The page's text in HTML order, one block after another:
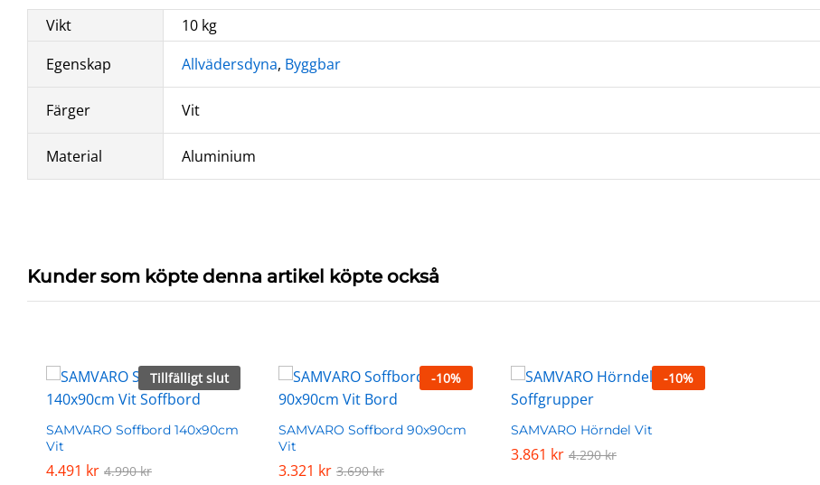
Vikt
10 kg
Egenskap
Allvädersdyna, Byggbar
Färger Vit
Material Aluminium
Kunder som köpte denna artikel köpte också
Tillfälligt slut
SAMVARO Soffbord 140x90cm
Vit
4.491 kr 4.990kr
4.491 kr 4.990kr
-10%
SAMVARO Soffbord 90x90cm
Vit
3.321 kr 3.690kr
3.321 kr 3.690kr
-10%
SAMVARO Hörndel Vit
3.861 kr 4.290kr
3.861 kr 4.290kr